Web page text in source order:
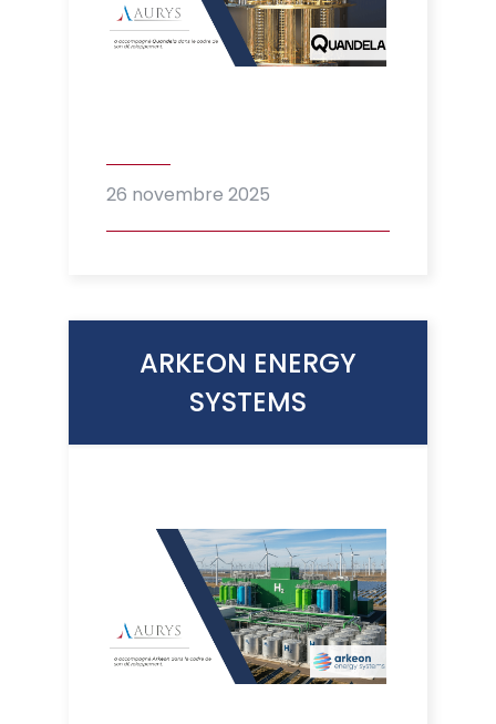
26 novembre 2025
ARKEON ENERGY
SYSTEMS